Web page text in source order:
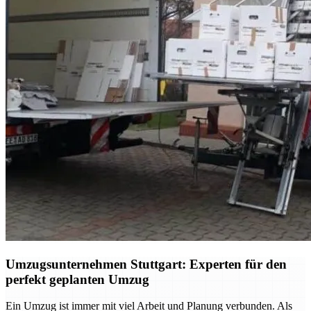
Umzugsunternehmen Stuttgart: Experten für den
perfekt geplanten Umzug
Ein Umzug ist immer mit viel Arbeit und Planung verbunden. Als